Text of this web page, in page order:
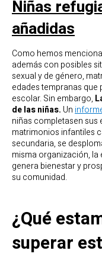
Niñas
añadidas
Como hemos
además con posibles
sexual y de género,
edades tempranas que
escolar. Sin embargo,
de las niñas. Un
niñas completasen sus
matrimonios infantiles
secundaria, se
misma organización,
genera bienestar y
su comunidad.
¿Qué
superar